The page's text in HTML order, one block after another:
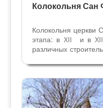
Колокольня Сан
Колокольня церкви
этапа: в XII и в
различных
старинную
внимание на